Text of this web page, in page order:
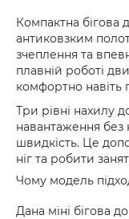
Компактна
антиковзким
зчеплення та
плавній роботі
комфортно навіть
Три рівні нахилу
навантаження без
швидкість. Це
ніг та робити
Чому модель
Дана міні бігова